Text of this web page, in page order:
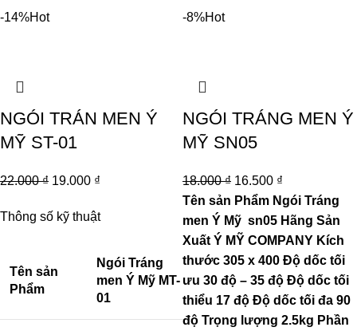
-14%Hot
NGÓI TRÁN MEN Ý
MỸ ST-01
22.000₫ 19.000 ₫
Thông số kỹ thuật
Tên sản
Phẩm
Ngói Tráng
men Ý Mỹ MT-
01
-8%Hot
NGÓI TRÁNG MEN Ý
MỸ SN05
18.000₫ 16.500 ₫
Tên sản Phẩm Ngói Tráng
men Ý Mỹ sn05 Hãng Sản
Xuất Ý MỸ COMPANY Kích
thước 305 x 400 Độ dốc tối
ưu 30 độ – 35 độ Độ dốc tối
thiểu 17 độ Độ dốc tối đa 90
độ Trọng lượng 2.5kg Phần